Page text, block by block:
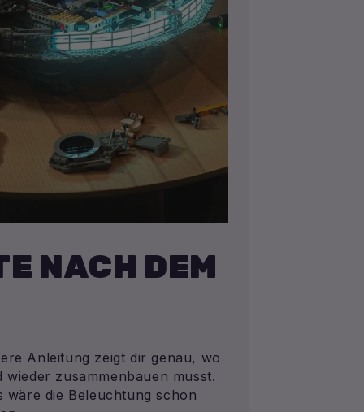
NACH DEM
Anleitung zeigt dir genau, wo
zusammenbauen musst.
wäre die Beleuchtung schon